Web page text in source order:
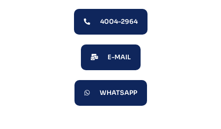
4004-2964
E-MAIL
WHATSAPP